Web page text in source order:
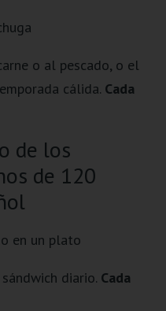
o al pescado, o el
cálida. Cada
de los
de 120
diario. Cada